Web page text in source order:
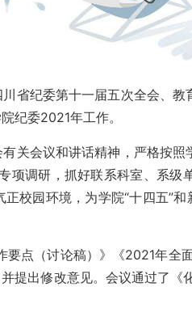
省纪委第十一届五次全会、
纪委2021年工作。
关会议和讲话精神，严格按
项调研，抓好联系科室、系级
校园环境，为学院“十四五”
点（讨论稿）》《2021年全
提出修改意见。会议通过了《